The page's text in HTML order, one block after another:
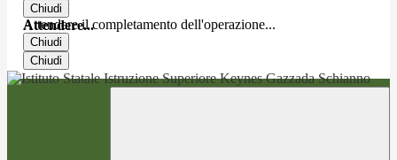
Chiudi
Attendere...
Attendere il completamento dell'operazione...
Chiudi
Chiudi